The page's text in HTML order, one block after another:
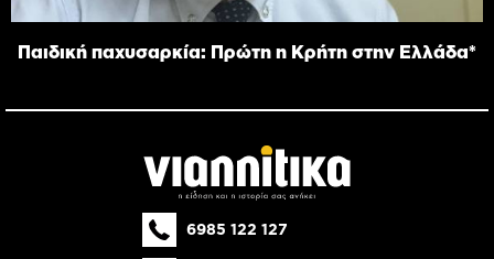
Παιδική παχυσαρκία: Πρώτη η Κρήτη στην Ελλάδα*
6985 122 127